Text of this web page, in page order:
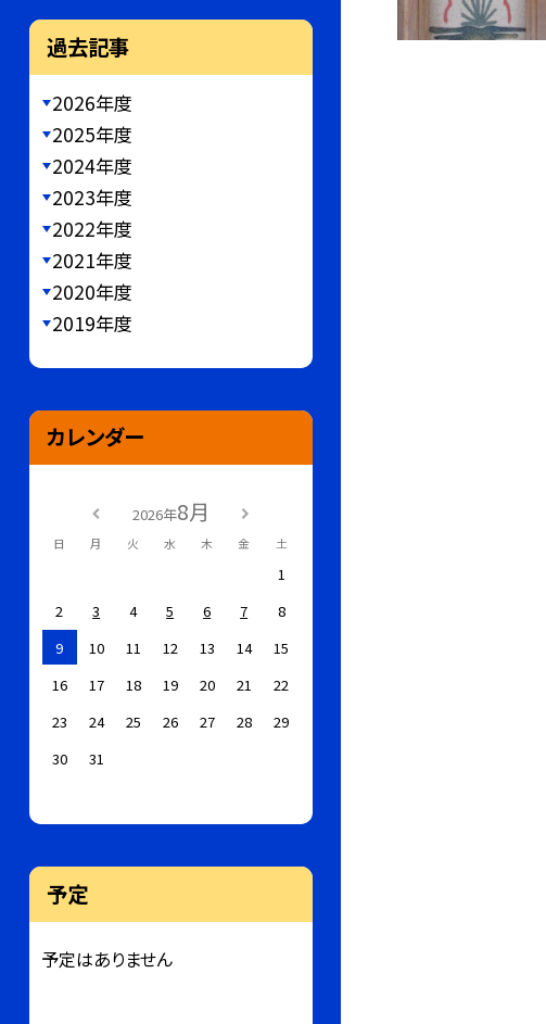
過去記事
2026年度
2025年度
2024年度
2023年度
2022年度
2021年度
2020年度
2019年度
カレンダー
2026年8月
日 月 火 水 木 金 土
1
2
3 4 5 6 7
8
9
10 11 12 13 14
15
16
17 18 19 20 21
22
23
24 25 26 27 28
29
30
31
予定
予定はありません